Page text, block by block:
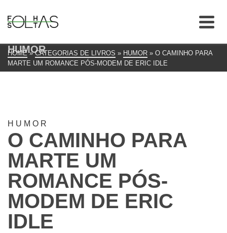
HUMOR
HOME » CATEGORIAS DE LIVROS » HUMOR » O CAMINHO PARA
MARTE UM ROMANCE PÓS-MODEM DE ERIC IDLE
HUMOR
O CAMINHO PARA
MARTE UM
ROMANCE PÓS-
MODEM DE ERIC
IDLE